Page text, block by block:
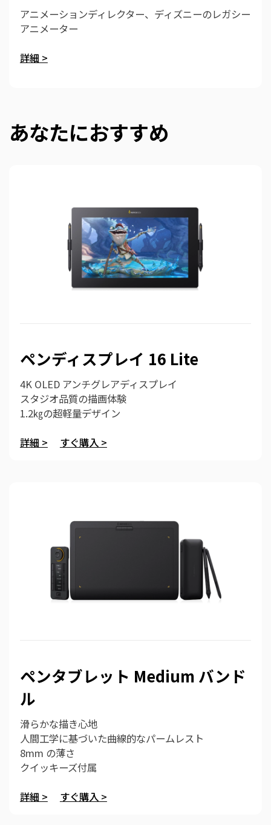
アニメーションディレクター、ディズニーのレガシー
アニメーター
詳細 >
あなたにおすすめ
ペンディスプレイ 16 Lite
4K OLED アンチグレアディスプレイ
スタジオ品質の描画体験
1.2㎏の超軽量デザイン
詳細 > すぐ購入 >
ペンタブレット Medium バンド
ル
滑らかな描き心地
人間工学に基づいた曲線的なパームレスト
8mm の薄さ
クイッキーズ付属
詳細 > すぐ購入 >